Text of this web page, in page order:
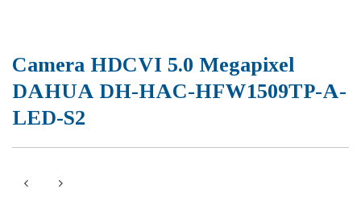
Camera HDCVI 5.0 Megapixel
DAHUA DH-HAC-HFW1509TP-A-
LED-S2